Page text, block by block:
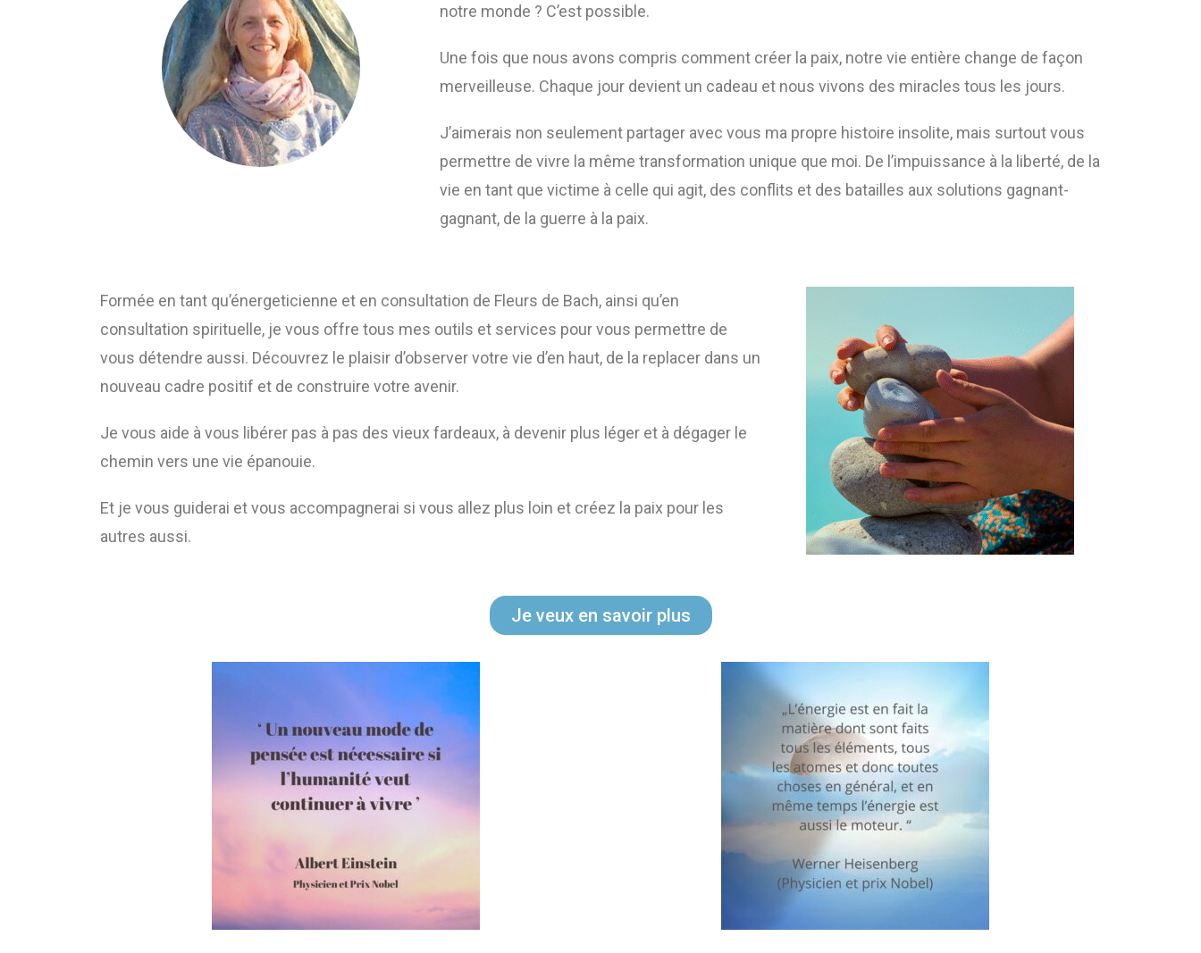
notre monde ? C’est possible.
Une fois que nous avons compris comment créer la paix, notre vie entière change de façon
merveilleuse. Chaque jour devient un cadeau et nous vivons des miracles tous les jours.
J’aimerais non seulement partager avec vous ma propre histoire insolite, mais surtout vous
permettre de vivre la même transformation unique que moi. De l’impuissance à la liberté, de la
vie en tant que victime à celle qui agit, des conflits et des batailles aux solutions gagnant-
gagnant, de la guerre à la paix.
Formée en tant qu’énergeticienne et en consultation de Fleurs de Bach, ainsi qu’en
consultation spirituelle, je vous offre tous mes outils et services pour vous permettre de
vous détendre aussi. Découvrez le plaisir d’observer votre vie d’en haut, de la replacer dans un
nouveau cadre positif et de construire votre avenir.
Je vous aide à vous libérer pas à pas des vieux fardeaux, à devenir plus léger et à dégager le
chemin vers une vie épanouie.
Et je vous guiderai et vous accompagnerai si vous allez plus loin et créez la paix pour les
autres aussi.
Je veux en savoir plus